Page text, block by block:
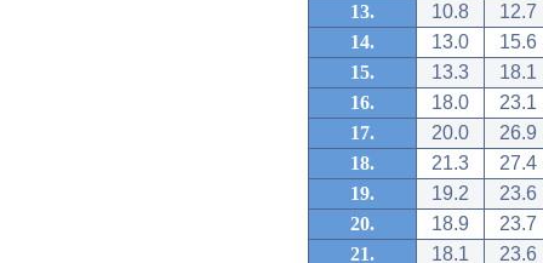
13.
10.8
12.7
14.
13.0
15.6
15.
13.3
18.1
16.
18.0
23.1
17.
20.0
26.9
18.
21.3
27.4
19.
19.2
23.6
20.
18.9
23.7
21.
18.1
23.6